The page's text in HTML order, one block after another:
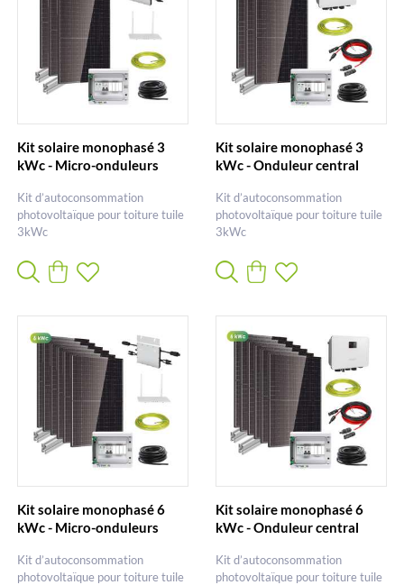
Kit solaire monophasé 3
kWc - Micro-onduleurs
Kit d’autoconsommation
photovoltaïque pour toiture tuile
3kWc
Kit solaire monophasé 3
kWc - Onduleur central
Kit d’autoconsommation
photovoltaïque pour toiture tuile
3kWc
Kit solaire monophasé 6
kWc - Micro-onduleurs
Kit d’autoconsommation
photovoltaïque pour toiture tuile
Kit solaire monophasé 6
kWc - Onduleur central
Kit d’autoconsommation
photovoltaïque pour toiture tuile